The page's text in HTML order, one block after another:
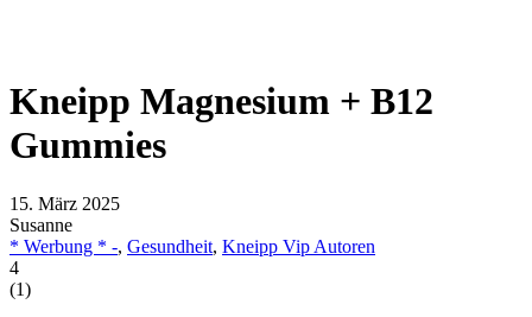
Kneipp Magnesium + B12
Gummies
15. März 2025
Susanne
* Werbung * -, Gesundheit, Kneipp Vip Autoren
4
(1)